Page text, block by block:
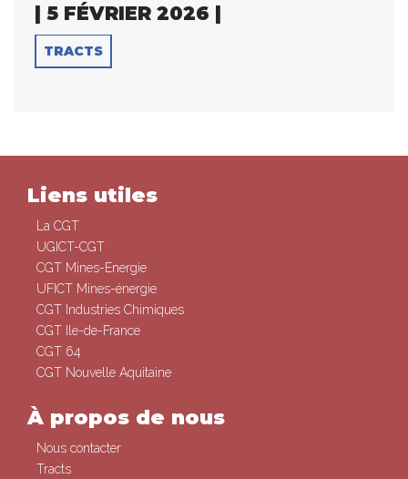
| 5 FÉVRIER 2026 |
TRACTS
Liens utiles
La CGT
UGICT-CGT
CGT Mines-Energie
UFICT Mines-énergie
CGT Industries Chimiques
CGT Ile-de-France
CGT 64
CGT Nouvelle Aquitaine
À propos de nous
Nous contacter
Tracts